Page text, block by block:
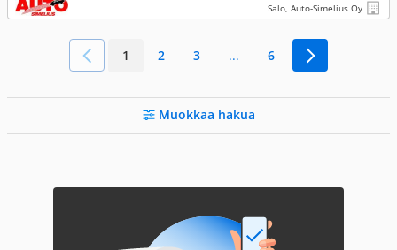
Salo, Auto-Simelius Oy
1 2 3 ... 6
Muokkaa hakua